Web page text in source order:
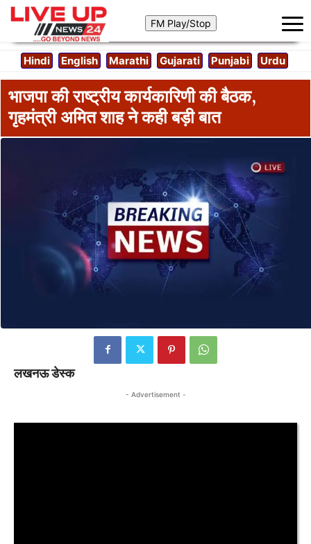
Hindi English Marathi Gujarati Punjabi Urdu
भाजपा की राष्ट्रीय कार्यकारिणी की बैठक,
गृहमंत्री अमित शाह ने कही बड़ी बात
लखनऊ डेस्क
- Advertisement -